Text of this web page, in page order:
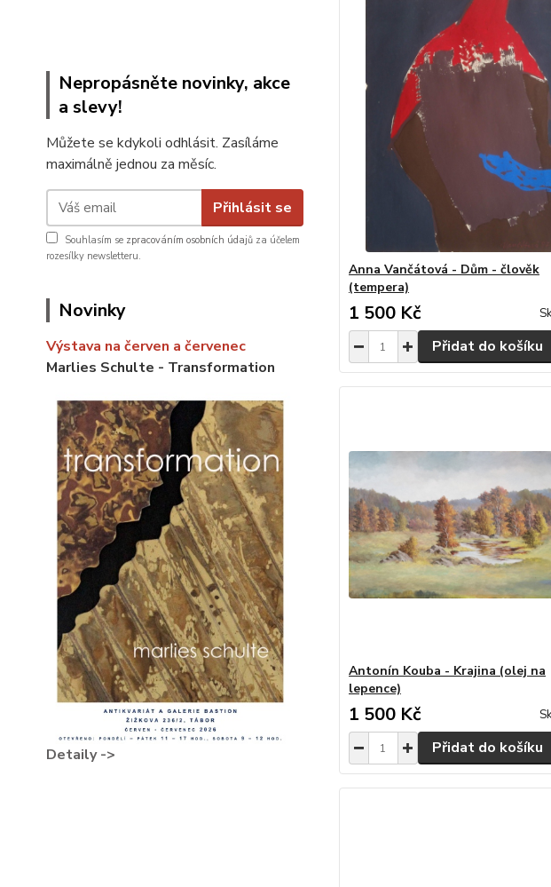
Nepropásněte novinky, akce
a slevy!
Můžete se kdykoli odhlásit. Zasíláme
maximálně jednou za měsíc.
Přihlásit se
Souhlasím se zpracováním osobních údajů za účelem
rozesílky newsletteru.
Novinky
Výstava na červen a červenec
Marlies Schulte - Transformation
Detaily ->
Anna Vančátová - Dům - člověk
(tempera)
1 500 Kč
Přidat do košíku
Antonín Kouba - Krajina (olej na
lepence)
1 500 Kč
Přidat do košíku